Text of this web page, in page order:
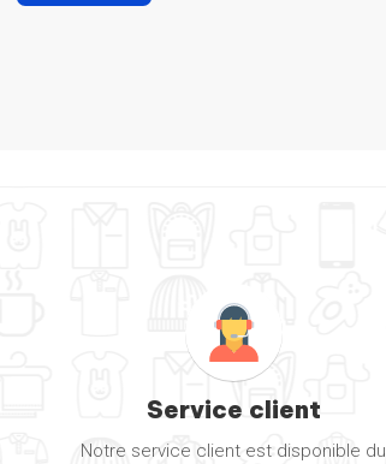
Service client
Notre service client est disponible du